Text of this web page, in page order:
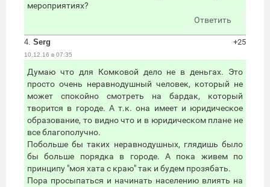
мероприятиях?
Ответить
4. Serg
10.12.16 в 07:35
+25
Думаю что для Комковой дело не в деньгах. Это
просто очень неравнодушный человек, который не
может спокойно смотреть на бардак, который
творится в городе. А т.к. она имеет и юридическое
образование, то видно что и в юридическом плане не
все благополучно.
Побольше бы таких неравнодушных, глядишь было
бы больше порядка в городе. А пока живем по
принципу "моя хата с краю" так и будем прозябать.
Пора просыпаться и начинать населению влиять на